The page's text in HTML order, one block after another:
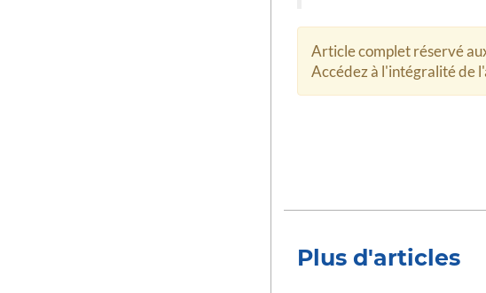
Article complet réservé
Accédez à l'intégralité de
Plus d'articles